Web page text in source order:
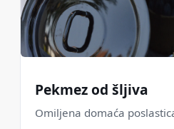
Pekmez od šljiva
Omiljena domaća